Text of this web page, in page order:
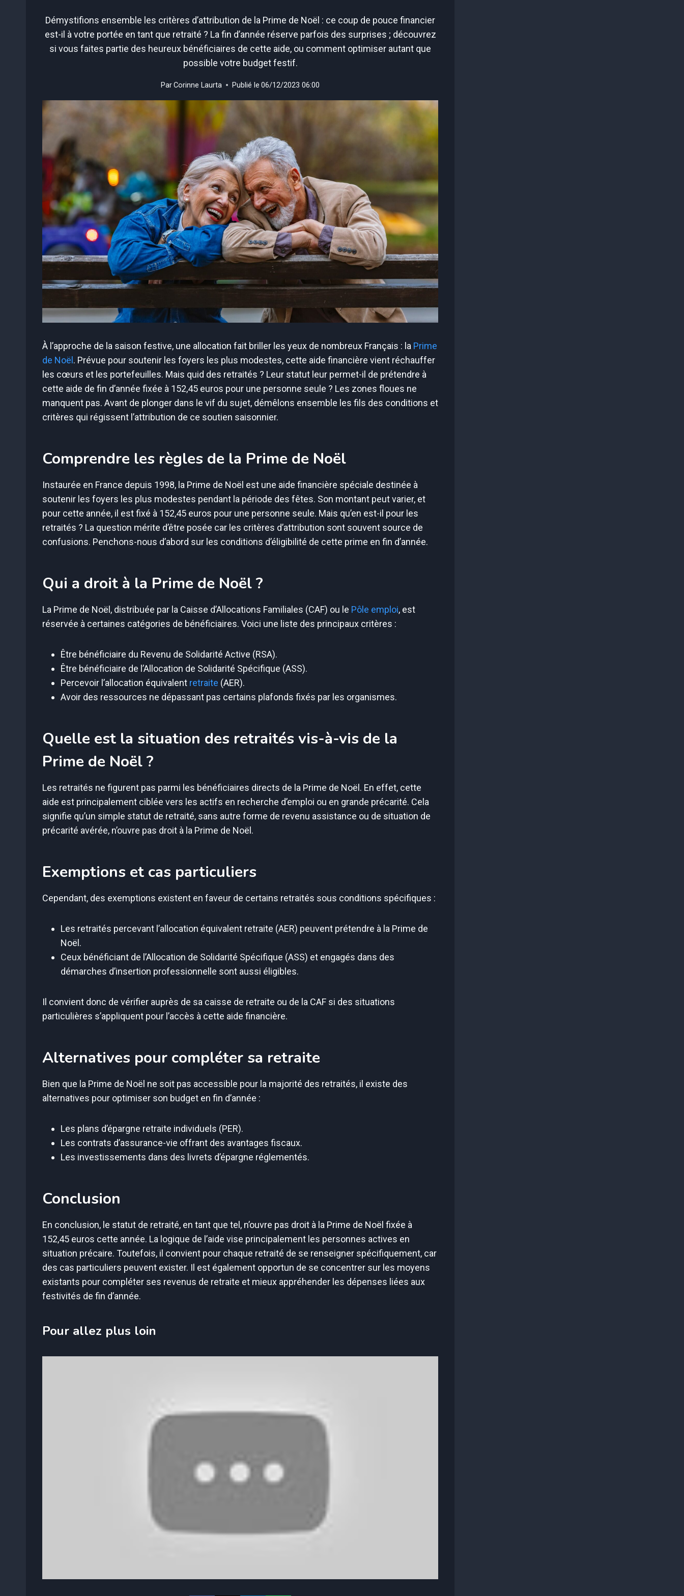
Démystifions ensemble les critères d’attribution de la Prime de Noël : ce coup de pouce financier
est-il à votre portée en tant que retraité ? La fin d’année réserve parfois des surprises ; découvrez
si vous faites partie des heureux bénéficiaires de cette aide, ou comment optimiser autant que
possible votre budget festif.
ParCorinne Laurta Publié le 06/12/2023 06:00
À l’approche de la saison festive, une allocation fait briller les yeux de nombreux Français : la Prime
de Noël . Prévue pour soutenir les foyers les plus modestes, cette aide financière vient réchauffer
les cœurs et les portefeuilles. Mais quid des retraités ? Leur statut leur permet-il de prétendre à
cette aide de fin d’année fixée à 152,45 euros pour une personne seule ? Les zones floues ne
manquent pas. Avant de plonger dans le vif du sujet, démêlons ensemble les fils des conditions et
critères qui régissent l’attribution de ce soutien saisonnier.
Comprendre les règles de la Prime de Noël
Instaurée en France depuis 1998, la Prime de Noël est une aide financière spéciale destinée à
soutenir les foyers les plus modestes pendant la période des fêtes. Son montant peut varier, et
pour cette année, il est fixé à 152,45 euros pour une personne seule. Mais qu’en est-il pour les
retraités ? La question mérite d’être posée car les critères d’attribution sont souvent source de
confusions. Penchons-nous d’abord sur les conditions d’éligibilité de cette prime en fin d’année.
Qui a droit à la Prime de Noël ?
La Prime de Noël, distribuée par la Caisse d’Allocations Familiales (CAF) ou le Pôle emploi, est
réservée à certaines catégories de bénéficiaires. Voici une liste des principaux critères :
Être bénéficiaire du Revenu de Solidarité Active (RSA).
Être bénéficiaire de l’Allocation de Solidarité Spécifique (ASS).
Percevoir l’allocation équivalent retraite (AER).
Avoir des ressources ne dépassant pas certains plafonds fixés par les organismes.
Quelle est la situation des retraités vis-à-vis de la
Prime de Noël ?
Les retraités ne figurent pas parmi les bénéficiaires directs de la Prime de Noël. En effet, cette
aide est principalement ciblée vers les actifs en recherche d’emploi ou en grande précarité. Cela
signifie qu’un simple statut de retraité, sans autre forme de revenu assistance ou de situation de
précarité avérée, n’ouvre pas droit à la Prime de Noël.
Exemptions et cas particuliers
Cependant, des exemptions existent en faveur de certains retraités sous conditions spécifiques :
Les retraités percevant l’allocation équivalent retraite (AER) peuvent prétendre à la Prime de
Noël.
Ceux bénéficiant de l’Allocation de Solidarité Spécifique (ASS) et engagés dans des
démarches d’insertion professionnelle sont aussi éligibles.
Il convient donc de vérifier auprès de sa caisse de retraite ou de la CAF si des situations
particulières s’appliquent pour l’accès à cette aide financière.
Alternatives pour compléter sa retraite
Bien que la Prime de Noël ne soit pas accessible pour la majorité des retraités, il existe des
alternatives pour optimiser son budget en fin d’année :
Les plans d’épargne retraite individuels (PER).
Les contrats d’assurance-vie offrant des avantages fiscaux.
Les investissements dans des livrets d’épargne réglementés.
Conclusion
En conclusion, le statut de retraité, en tant que tel, n’ouvre pas droit à la Prime de Noël fixée à
152,45 euros cette année. La logique de l’aide vise principalement les personnes actives en
situation précaire. Toutefois, il convient pour chaque retraité de se renseigner spécifiquement, car
des cas particuliers peuvent exister. Il est également opportun de se concentrer sur les moyens
existants pour compléter ses revenus de retraite et mieux appréhender les dépenses liées aux
festivités de fin d’année.
Pour allez plus loin